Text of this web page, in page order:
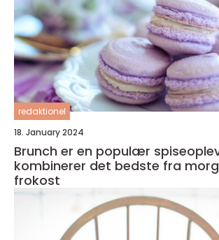
redaktionel
18. January 2024
Brunch er en populær
kombinerer det bedste fra
frokost